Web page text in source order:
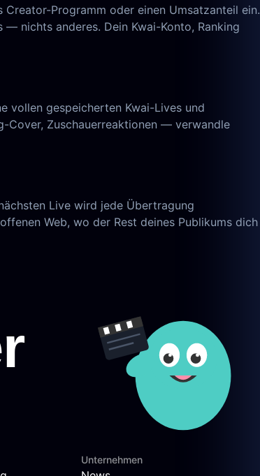
Programm oder einen Umsatzanteil ein.
nichts anderes. Dein Kwai-Konto, Ranking
vollen gespeicherten Kwai-Lives und
Cover, Zuschauerreaktionen — verwandle
Live wird jede Übertragung
Web, wo der Rest deines Publikums dich
Unternehmen